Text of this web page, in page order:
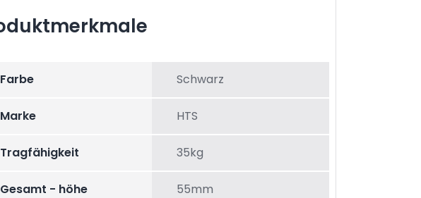
Farbe Schwarz
Marke HTS
Tragfähigkeit 35kg
Gesamt - höhe 55mm